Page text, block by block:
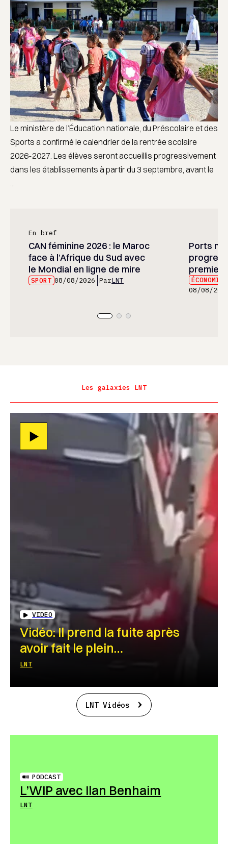
Le ministère de l’Éducation nationale, du Préscolaire et des
Sports a confirmé le calendrier de la rentrée scolaire
2026-2027. Les élèves seront accueillis progressivement
dans les établissements à partir du 3 septembre, avant le
En bref
CAN féminine 2026 : le Maroc
face à l’Afrique du Sud avec
le Mondial en ligne de mire
SPORT 08/08/2026 ParLNT
Ports
premier
08/08/
Les galaxies LNT
VIDEO
Vidéo: Il prend la fuite après
avoir fait le plein…
LNT
LNT Vidéos
PODCAST
L’WIP avec Ilan Benhaim
LNT